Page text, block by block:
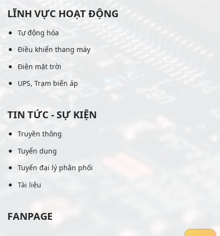
LĨNH VỰC HOẠT ĐỘNG
Tự động hóa
Điều khiển thang máy
Điện mặt trời
UPS, Trạm biến áp
TIN TỨC - SỰ KIỆN
Truyền thông
Tuyển dụng
Tuyển đại lý phân phối
Tài liệu
FANPAGE